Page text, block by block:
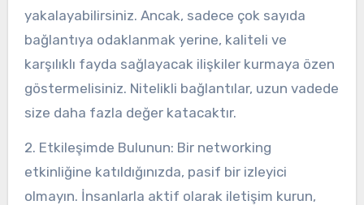
yakalayabilirsiniz. Ancak, sadece çok sayıda
bağlantıya odaklanmak yerine, kaliteli ve
karşılıklı fayda sağlayacak ilişkiler kurmaya özen
göstermelisiniz. Nitelikli bağlantılar, uzun vadede
size daha fazla değer katacaktır.
2. Etkileşimde Bulunun: Bir networking
etkinliğine katıldığınızda, pasif bir izleyici
olmayın. İnsanlarla aktif olarak iletişim kurun,